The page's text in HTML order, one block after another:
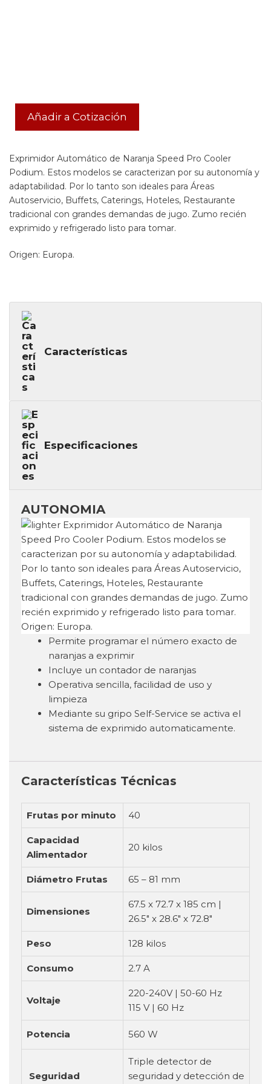
Añadir a Cotización
Exprimidor Automático de Naranja Speed Pro Cooler
Podium. Estos modelos se caracterizan por su autonomía y
adaptabilidad. Por lo tanto son ideales para Áreas
Autoservicio, Buffets, Caterings, Hoteles, Restaurante
tradicional con grandes demandas de jugo. Zumo recién
exprimido y refrigerado listo para tomar.
Origen: Europa.
Características
Especificaciones
AUTONOMIA
Permite programar el número exacto de
naranjas a exprimir
Incluye un contador de naranjas
Operativa sencilla, facilidad de uso y
limpieza
Mediante su gripo Self-Service se activa el
sistema de exprimido automaticamente.
Características Técnicas
Frutas por minuto 40
Capacidad
Alimentador
20 kilos
Diámetro Frutas 65 – 81 mm
Dimensiones
67.5 x 72.7 x 185 cm |
26.5″ x 28.6″ x 72.8″
Peso 128 kilos
Consumo 2.7 A
Voltaje
220-240V | 50-60 Hz
115 V | 60 Hz
Potencia 560 W
Seguridad
Triple detector de
seguridad y detección de